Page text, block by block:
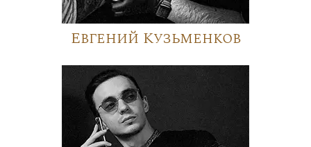
Евгений Кузьменков